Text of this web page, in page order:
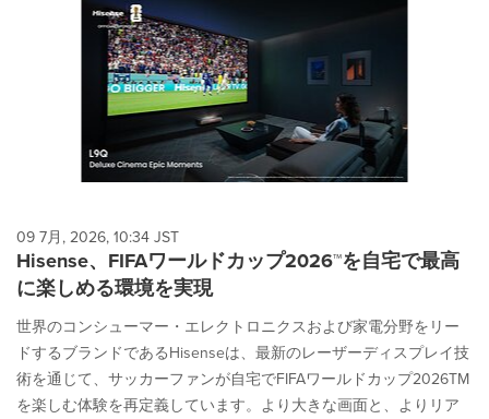
09 7月, 2026, 10:34 JST
Hisense、FIFAワールドカップ2026™を自宅で最高
に楽しめる環境を実現
世界のコンシューマー・エレクトロニクスおよび家電分野をリー
ドするブランドであるHisenseは、最新のレーザーディスプレイ技
術を通じて、サッカーファンが自宅でFIFAワールドカップ2026TM
を楽しむ体験を再定義しています。より大きな画面と、よりリア